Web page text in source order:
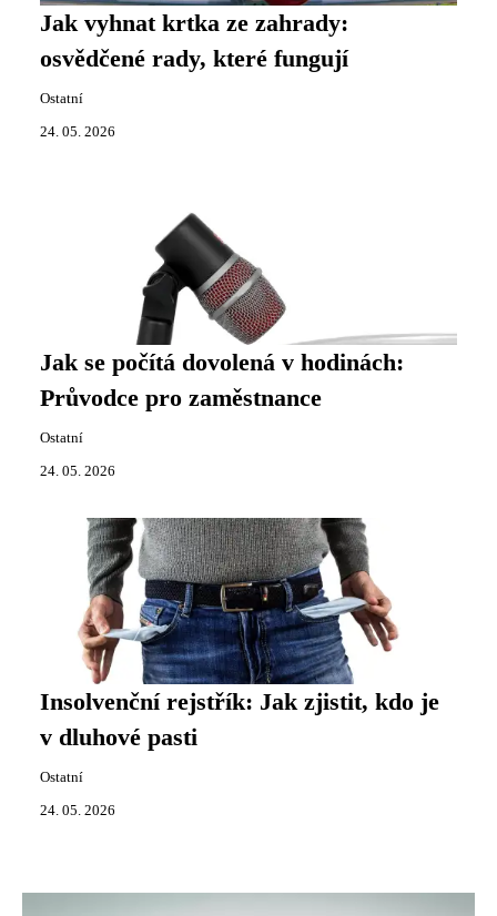
Jak vyhnat krtka ze zahrady:
osvědčené rady, které fungují
Ostatní
24. 05. 2026
Jak se počítá dovolená v hodinách:
Průvodce pro zaměstnance
Ostatní
24. 05. 2026
Insolvenční rejstřík: Jak zjistit, kdo je
v dluhové pasti
Ostatní
24. 05. 2026